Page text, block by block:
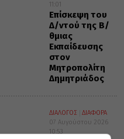
11:01
Επίσκεψη του
Δ/ντού της Β/
θμιας
Εκπαίδευσης
στον
Μητροπολίτη
Δημητριάδος
ΔΙΑΛΟΓΟΣ
ΔΙΑΦΟΡΑ
07 Αυγούστου 2026
10:53